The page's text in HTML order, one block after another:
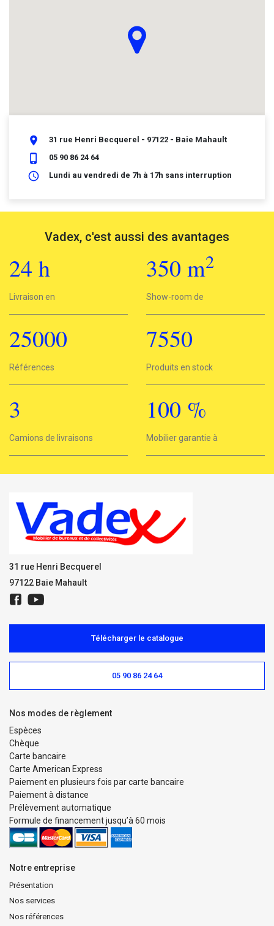
place 31 rue Henri Becquerel - 97122 - Baie Mahault
phone_iphone 05 90 86 24 64
schedule Lundi au vendredi de 7h à 17h sans interruption
Vadex, c'est aussi des avantages
24 h
Livraison en
350 m2
Show-room de
25000
25000
Références
7550
7550
Produits en stock
3
3
Camions de livraisons
100 %
Mobilier garantie à
31 rue Henri Becquerel
97122 Baie Mahault
Notre entreprise
Présentation
Nos services
Nos références
Télécharger le catalogue
05 90 86 24 64
Nos modes de règlement
Espèces
Chèque
Carte bancaire
Carte American Express
Paiement en plusieurs fois par carte bancaire
Paiement à distance
Prélèvement automatique
Formule de financement jusqu’à 60 mois